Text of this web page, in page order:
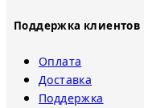
Поддержка клиентов
Оплата
Доставка
Поддержка